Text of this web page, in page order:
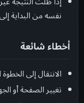
نفسه من البداية
أخطاء شائعة
الانتقال إلى
تغيير الصفحة أو